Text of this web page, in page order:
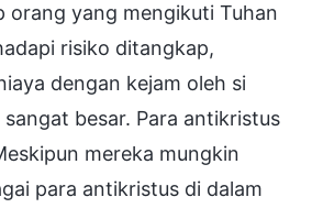
orang yang mengikuti Tuhan
risiko ditangkap,
dengan kejam oleh si
besar. Para antikristus
mereka mungkin
para antikristus di dalam